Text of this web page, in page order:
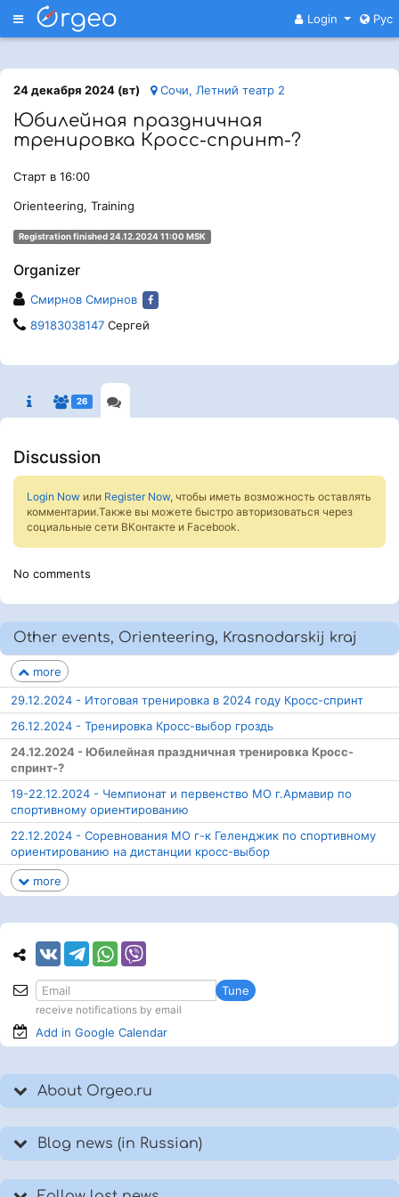
Меню Login Рус
24 декабря 2024 (вт) Сочи, Летний театр 2
Юбилейная праздничная
тренировка Кросс-спринт-?
Старт в 16:00
Orienteering, Training
Registration finished 24.12.2024 11:00 MSK
Organizer
Смирнов Смирнов
89183038147 Сергей
26
Discussion
Login Now или Register Now, чтобы иметь возможность оставлять
комментарии.Также вы можете быстро авторизоваться через
социальные сети ВКонтакте и Facebook.
No comments
Other events, Orienteering, Krasnodarskij kraj
more
29.12.2024 - Итоговая тренировка в 2024 году Кросс-спринт
26.12.2024 - Тренировка Кросс-выбор гроздь
24.12.2024 - Юбилейная праздничная тренировка Кросс-
спринт-?
19-22.12.2024 - Чемпионат и первенство МО г.Армавир по
спортивному ориентированию
22.12.2024 - Соревнования МО г-к Геленджик по спортивному
ориентированию на дистанции кросс-выбор
more
Tune
receive notifications by email
Add in Google Calendar
About Orgeo.ru
Blog news (in Russian)